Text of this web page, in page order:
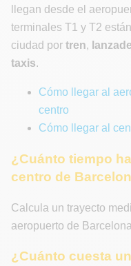
llegan desde el
terminales T1 y T2
ciudad por tren,
taxis.
Cómo llegar al
centro
Cómo llegar al
¿Cuánto tiempo
centro de
Calcula un trayecto
aeropuerto de
¿Cuánto cuesta